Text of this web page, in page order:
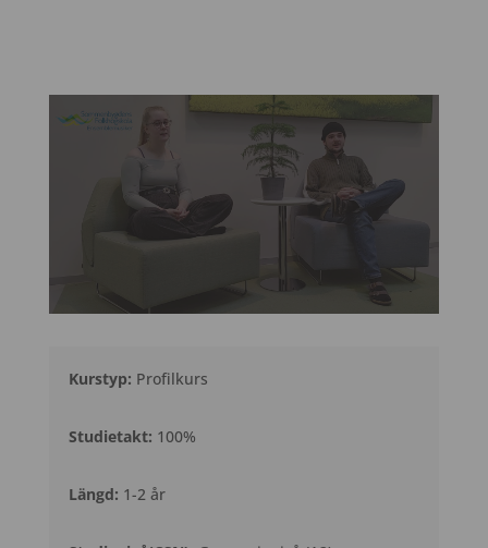
Kurstyp: Profilkurs
Studietakt: 100%
Längd: 1-2 år